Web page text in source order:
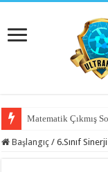
Matematik Çıkmış
Matematik 6.Ünite
Başlangıç / 6.Sınıf